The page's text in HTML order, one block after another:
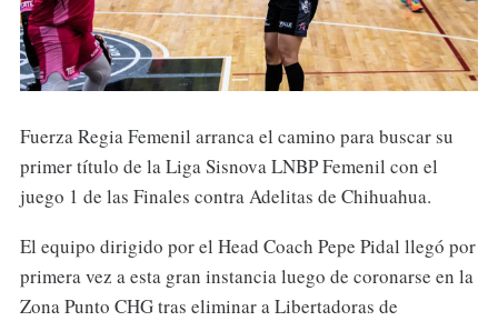
Fuerza Regia Femenil arranca el camino para buscar su
primer título de la Liga Sisnova LNBP Femenil con el
juego 1 de las Finales contra Adelitas de Chihuahua.
El equipo dirigido por el Head Coach Pepe Pidal llegó por
primera vez a esta gran instancia luego de coronarse en la
Zona Punto CHG tras eliminar a Libertadoras de